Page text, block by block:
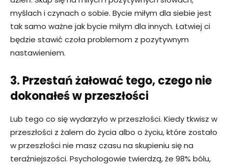
myślach i czynach o sobie. Bycie miłym dla siebie jest
tak samo ważne jak bycie miłym dla innych. Łatwiej ci
będzie stawić czoła problemom z pozytywnym
nastawieniem.
3. Przestań żałować tego, czego nie
dokonałeś w przeszłości
Lub tego co się wydarzyło w przeszłości. Kiedy tkwisz w
przeszłości z żalem do życia albo o życiu, które zostało
w przeszłości nie masz czasu na skupieniu się na
teraźniejszości. Psychologowie twierdzą, że 98% bólu,